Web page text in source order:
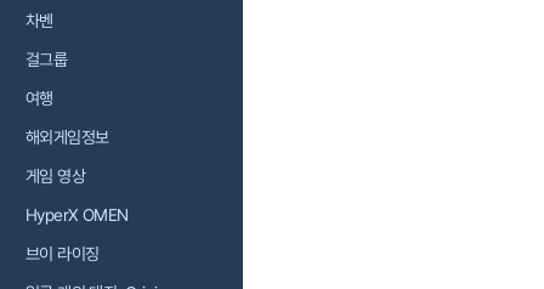
차벤
걸그룹
여행
해외게임정보
게임 영상
HyperX OMEN
브이 라이징